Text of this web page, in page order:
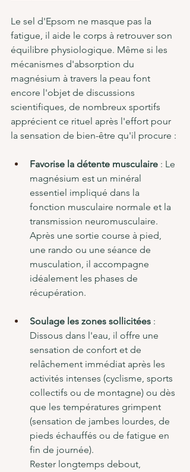
Le sel d'Epsom ne masque pas la
fatigue, il aide le corps à retrouver son
équilibre physiologique. Même si les
mécanismes d'absorption du
magnésium à travers la peau font
encore l'objet de discussions
scientifiques, de nombreux sportifs
apprécient ce rituel après l'effort pour
la sensation de bien-être qu'il procure :
Favorise la détente musculaire : Le
magnésium est un minéral
essentiel impliqué dans la
fonction musculaire normale et la
transmission neuromusculaire.
Après une sortie course à pied,
une rando ou une séance de
musculation, il accompagne
idéalement les phases de
récupération.
Soulage les zones sollicitées :
Dissous dans l'eau, il offre une
sensation de confort et de
relâchement immédiat après les
activités intenses (cyclisme, sports
collectifs ou de montagne) ou dès
que les températures grimpent
(sensation de jambes lourdes, de
pieds échauffés ou de fatigue en
fin de journée).
Rester longtemps debout,